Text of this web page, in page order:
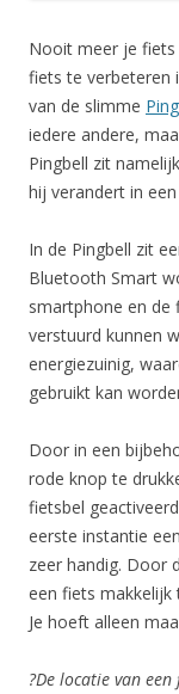
Nooit meer je
fiets te verbeteren
van de slimme
iedere andere,
Pingbell zit
hij verandert in
In de Pingbell zit
Bluetooth Smart
smartphone en de
verstuurd kunnen
energiezuinig,
gebruikt kan
Door in een
rode knop te
fietsbel
eerste instantie
zeer handig. Door
een fiets makkelijk
Je hoeft alleen
?De locatie van